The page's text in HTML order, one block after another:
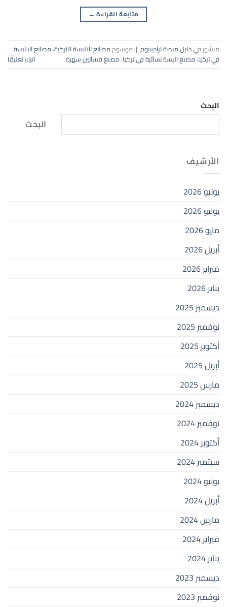
متابعة القراءة ←
منشور فيدليل منصة ترادينيوم | موسوممصانع الالبسة التركية،مصانع الالبسة
في تركيا،مصنع البسة نسائية في تركيا،مصنع فساتين سهرة اترك تعليقًا
البحث
البحث
الأرشيف
يوليو 2026
يونيو 2026
مايو 2026
أبريل 2026
فبراير 2026
يناير 2026
ديسمبر 2025
نوفمبر 2025
أكتوبر 2025
أبريل 2025
مارس 2025
ديسمبر 2024
نوفمبر 2024
أكتوبر 2024
سبتمبر 2024
يونيو 2024
أبريل 2024
مارس 2024
فبراير 2024
يناير 2024
ديسمبر 2023
نوفمبر 2023